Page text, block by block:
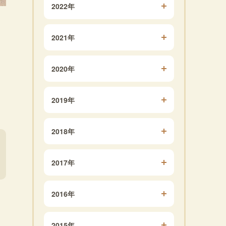
2022年
2021年
2020年
2019年
2018年
2017年
2016年